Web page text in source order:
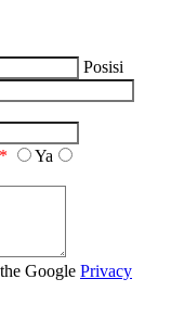
Posisi
*
Ya
Google Privacy